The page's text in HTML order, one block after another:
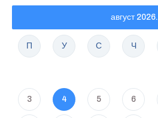
август 2026.
П У С Ч
3 4 5 6